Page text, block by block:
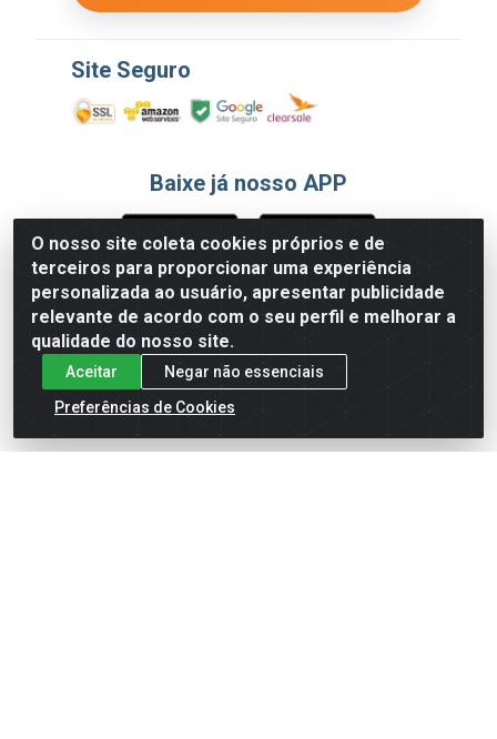
O nosso site coleta cookies próprios e de
terceiros para proporcionar uma experiência
personalizada ao usuário, apresentar publicidade
relevante de acordo com o seu perfil e melhorar a
qualidade do nosso site.
Aceitar
Negar não essenciais
Preferências de Cookies
Site Seguro
Baixe já nosso APP
Formas de Pagamento